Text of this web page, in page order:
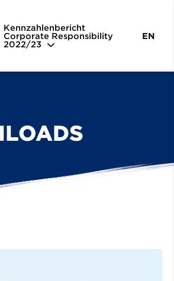
Kennzahlenbericht
Corporate Responsibility
2022/23
EN